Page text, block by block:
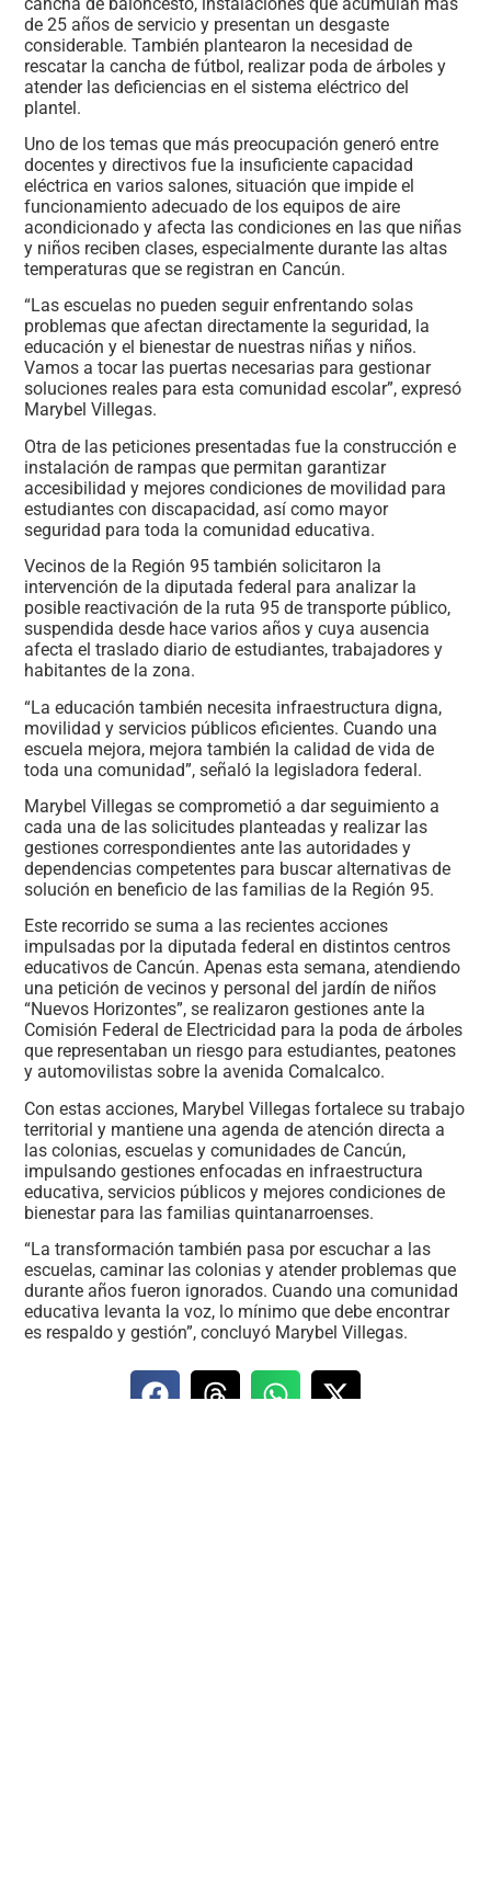
de 25 años de servicio y presentan un desgaste
considerable. También plantearon la necesidad de
rescatar la cancha de fútbol, realizar poda de árboles y
atender las deficiencias en el sistema eléctrico del
plantel.
Uno de los temas que más preocupación generó entre
docentes y directivos fue la insuficiente capacidad
eléctrica en varios salones, situación que impide el
funcionamiento adecuado de los equipos de aire
acondicionado y afecta las condiciones en las que niñas
y niños reciben clases, especialmente durante las altas
temperaturas que se registran en Cancún.
“Las escuelas no pueden seguir enfrentando solas
problemas que afectan directamente la seguridad, la
educación y el bienestar de nuestras niñas y niños.
Vamos a tocar las puertas necesarias para gestionar
soluciones reales para esta comunidad escolar”, expresó
Marybel Villegas.
Otra de las peticiones presentadas fue la construcción e
instalación de rampas que permitan garantizar
accesibilidad y mejores condiciones de movilidad para
estudiantes con discapacidad, así como mayor
seguridad para toda la comunidad educativa.
Vecinos de la Región 95 también solicitaron la
intervención de la diputada federal para analizar la
posible reactivación de la ruta 95 de transporte público,
suspendida desde hace varios años y cuya ausencia
afecta el traslado diario de estudiantes, trabajadores y
habitantes de la zona.
“La educación también necesita infraestructura digna,
movilidad y servicios públicos eficientes. Cuando una
escuela mejora, mejora también la calidad de vida de
toda una comunidad”, señaló la legisladora federal.
Marybel Villegas se comprometió a dar seguimiento a
cada una de las solicitudes planteadas y realizar las
gestiones correspondientes ante las autoridades y
dependencias competentes para buscar alternativas de
solución en beneficio de las familias de la Región 95.
Este recorrido se suma a las recientes acciones
impulsadas por la diputada federal en distintos centros
educativos de Cancún. Apenas esta semana, atendiendo
una petición de vecinos y personal del jardín de niños
“Nuevos Horizontes”, se realizaron gestiones ante la
Comisión Federal de Electricidad para la poda de árboles
que representaban un riesgo para estudiantes, peatones
y automovilistas sobre la avenida Comalcalco.
Con estas acciones, Marybel Villegas fortalece su trabajo
territorial y mantiene una agenda de atención directa a
las colonias, escuelas y comunidades de Cancún,
impulsando gestiones enfocadas en infraestructura
educativa, servicios públicos y mejores condiciones de
bienestar para las familias quintanarroenses.
“La transformación también pasa por escuchar a las
escuelas, caminar las colonias y atender problemas que
durante años fueron ignorados. Cuando una comunidad
educativa levanta la voz, lo mínimo que debe encontrar
es respaldo y gestión”, concluyó Marybel Villegas.